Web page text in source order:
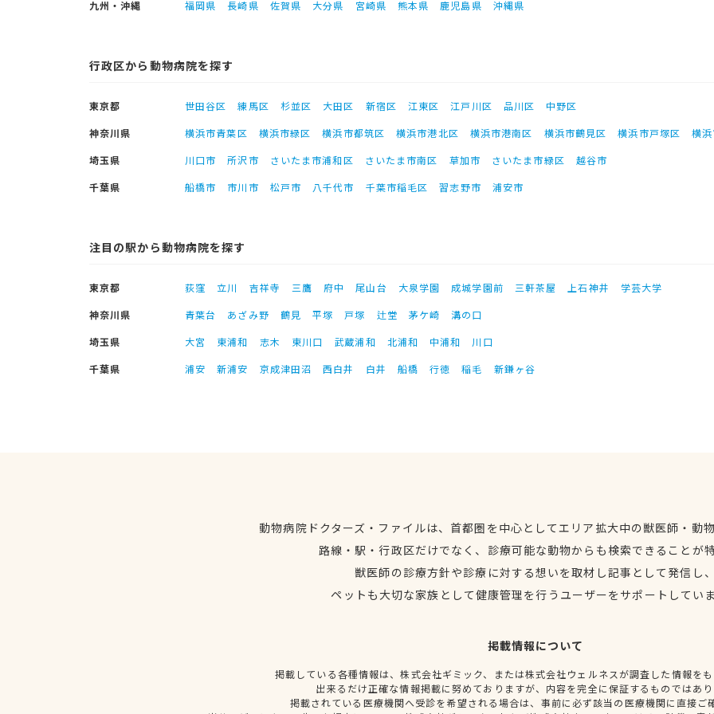
九州・沖縄 福岡県 長崎県 佐賀県 大分県 宮崎県 熊本県 鹿児島県 沖縄県
行政区から動物病院を探す
東京都 世田谷区 練馬区 杉並区 大田区 新宿区 江東区 江戸川区 品川区
中野区
神奈川県
横浜市青葉区 横浜市緑区 横浜市都筑区 横浜市港北区 横浜市港南区 横浜市鶴見区 横浜市戸塚区
横
埼玉県
川口市 所沢市 さいたま市浦和区 さいたま市南区 草加市 さいたま市緑区
越谷市
千葉県
船橋市 市川市 松戸市 八千代市 千葉市稲毛区 習志野市 浦安市
注目の駅から動物病院を探す
東京都 荻窪 立川 吉祥寺 三鷹 府中 尾山台 大泉学園 成城学園前 三軒茶屋 上石神井
学芸大学
神奈川県
青葉台 あざみ野 鶴見 平塚 戸塚 辻堂 茅ケ崎
溝の口
埼玉県
大宮 東浦和 志木 東川口 武蔵浦和 北浦和 中浦和
川口
千葉県
浦安 新浦安 京成津田沼 西白井 白井 船橋 行徳 稲毛 新鎌ヶ谷
動物病院ドクターズ・ファイルは、首都圏を中心としてエリア拡大中の獣医師・動
路線・駅・行政区だけでなく、診療可能な動物からも検索できることが
獣医師の診療方針や診療に対する想いを取材し記事として発信し
ペットも大切な家族として健康管理を行うユーザーをサポートしてい
掲載情報について
掲載している各種情報は、株式会社ギミック、または株式会社ウェルネスが調査した情報を
出来るだけ正確な情報掲載に努めておりますが、内容を完全に保証するものではあ
掲載されている医療機関へ受診を希望される場合は、事前に必ず該当の医療機関に直接ご